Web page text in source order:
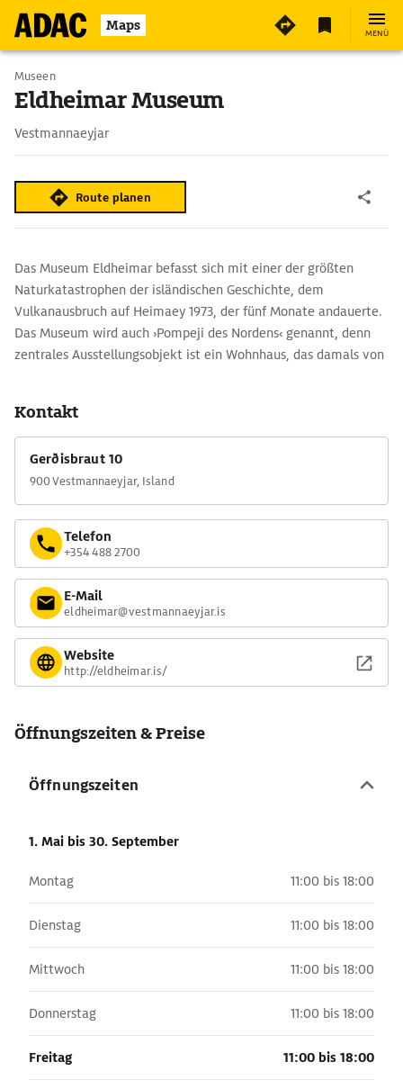
Maps MENÜ
Museen
Eldheimar Museum
Vestmannaeyjar
Route planen
Das Museum Eldheimar befasst sich mit einer der größten
Naturkatastrophen der isländischen Geschichte, dem
Vulkanausbruch auf Heimaey 1973, der fünf Monate andauerte.
Das Museum wird auch ›Pompeji des Nordens‹ genannt, denn
zentrales Ausstellungsobjekt ist ein Wohnhaus, das damals von
Entstehung der Insel Surtsey. Die südlichste der Vestmann-
Inseln bildete sich bei dem submarinen Ausbruch 1963-67. Der
Zutritt zu dem Eiland ist nur Forschern gestattet, die die
dortige Ansiedlung von Flora und Fauna studieren. Der
Öffentlichkeit bleibt nur der Blick übers Meer.
Kontakt
Gerðisbraut 10
900 Vestmannaeyjar, Island
Telefon
+354 488 2700
E-Mail
eldheimar@vestmannaeyjar.is
Website
http://eldheimar.is/
Öffnungszeiten & Preise
Öffnungszeiten
1. Mai bis 30. September
Montag 11:00 bis 18:00
Dienstag 11:00 bis 18:00
Mittwoch 11:00 bis 18:00
Donnerstag 11:00 bis 18:00
Freitag 11:00 bis 18:00